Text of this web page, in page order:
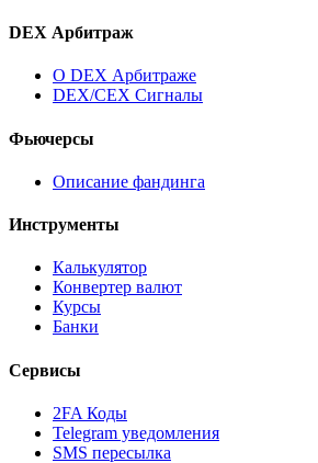
DEX Арбитраж
О DEX Арбитраже
DEX/CEX Сигналы
Фьючерсы
Описание фандинга
Инструменты
Калькулятор
Конвертер валют
Курсы
Банки
Сервисы
2FA Коды
Telegram уведомления
SMS пересылка